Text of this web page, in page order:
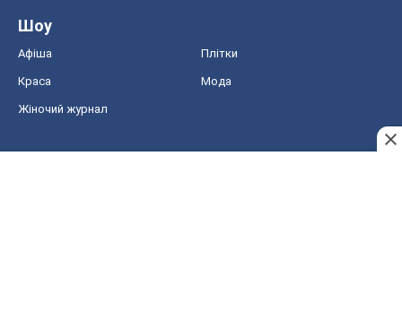
Шоу
Афіша Плітки
Краса Мода
Жіночий журнал